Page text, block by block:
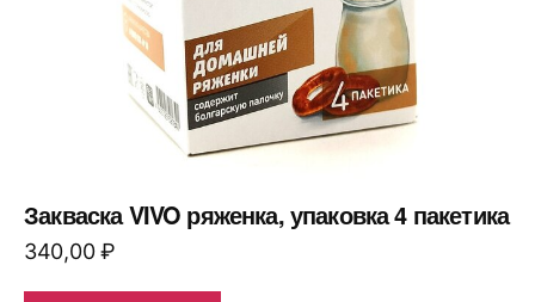
Закваска VIVO ряженка, упаковка 4 пакетика
340,00₽